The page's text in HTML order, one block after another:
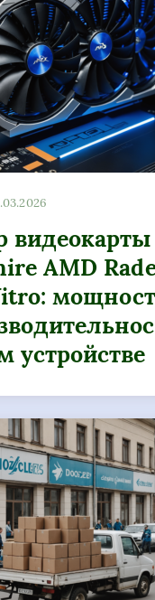
видеокарты
AMD
устройстве